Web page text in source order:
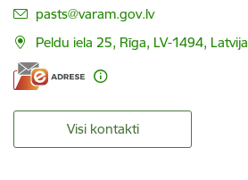
E-pasts:
pasts@varam.gov.lv
Peldu iela 25, Rīga, LV-1494, Latvija
Visi kontakti